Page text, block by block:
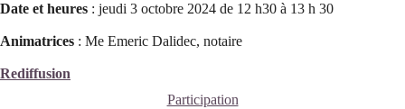
Date et heures : jeudi 3 octobre 2024 de 12 h30 à 13 h 30
Animatrices : Me Emeric Dalidec, notaire
Rediffusion
Participation